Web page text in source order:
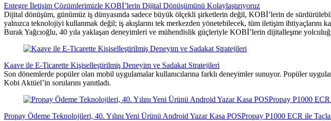
Entegre İletişim Çözümlerimizle KOBİ’lerin Dijital Dönüşümünü Kolaylaştırıyoruz
Dijital dönüşüm, günümüz iş dünyasında sadece büyük ölçekli şirketlerin değil, KOBİ’lerin de
yalnızca teknolojiyi kullanmak değil; iş akışlarını tek merkezden yönetebilecek, tüm iletişim
Burak Yağcıoğlu, 40 yıla yaklaşan deneyimleri ve mühendislik güçleriyle KOBİ’lerin dijitalleşme
Kaave ile E-Ticarette Kişiselleştirilmiş Deneyim ve Sadakat Stratejileri
Son dönemlerde popüler olan mobil uygulamalar kullanıcılarına farklı deneyimler sunuyor. Popüler
Kobi Aktüel’in sorularını yanıtladı.
Propay Ödeme Teknolojileri, 40. Yılını Yeni Ürünü Android Yazar Kasa POSPropay P1000 ECR ile